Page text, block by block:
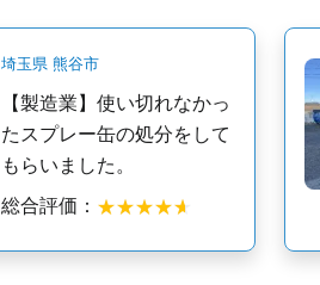
埼玉県 熊谷市
【製造業】使い切れなかっ
たスプレー缶の処分をして
もらいました。
総合評価：